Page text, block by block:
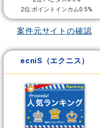
2位:ポイントインカム0.5%
案件元サイトの確認
ecniS（エクニス）